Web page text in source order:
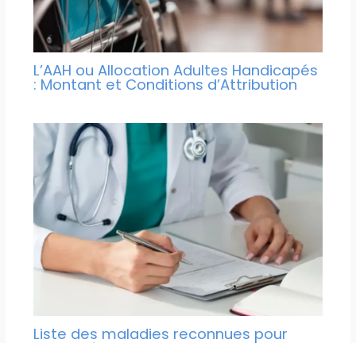
L’AAH ou Allocation Adultes Handicapés
: Montant et Conditions d’Attribution
Liste des maladies reconnues pour